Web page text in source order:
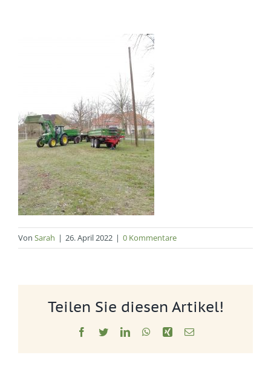
Von Sarah | 26. April 2022 | 0 Kommentare
Teilen Sie diesen Artikel!
Facebook
TwitterLinkedInWhatsApp
Xing E-